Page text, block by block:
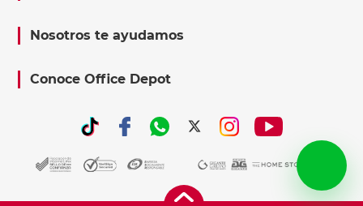
Nosotros te ayudamos
Conoce Office Depot